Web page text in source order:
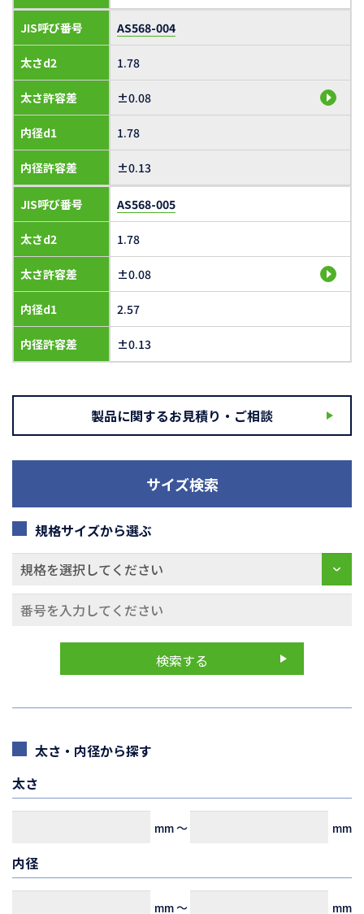
JIS呼び番号
太さd2
太さ許容差
内径d1
内径許容差
AS568-004
1.78
±0.08
1.78
±0.13
JIS呼び番号
太さd2
太さ許容差
内径d1
内径許容差
AS568-005
1.78
±0.08
2.57
±0.13
製品に関するお見積り・ご相談
サイズ検索
規格サイズから選ぶ
太さ・内径から探す
太さ
mm～ mm
内径
mm～ mm